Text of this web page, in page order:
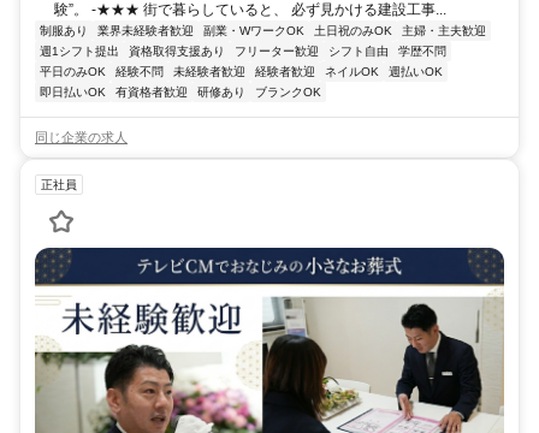
験”。 -★★★ 街で暮らしていると、 必ず見かける建設工事...
制服あり 業界未経験者歓迎 副業・WワークOK 土日祝のみOK
主婦・主夫歓迎
週1シフト提出
資格取得支援あり フリーター歓迎 シフト自由
学歴不問
平日のみOK
経験不問 未経験者歓迎 経験者歓迎 ネイルOK
週払いOK
即日払いOK
有資格者歓迎 研修あり ブランクOK
同じ企業の求人
正社員